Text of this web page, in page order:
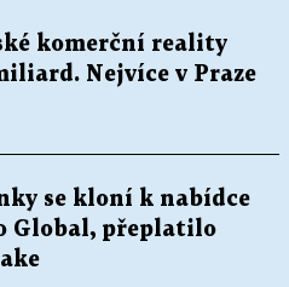
komerční reality
Nejvíce v Praze
se kloní k nabídce
Global, přeplatilo